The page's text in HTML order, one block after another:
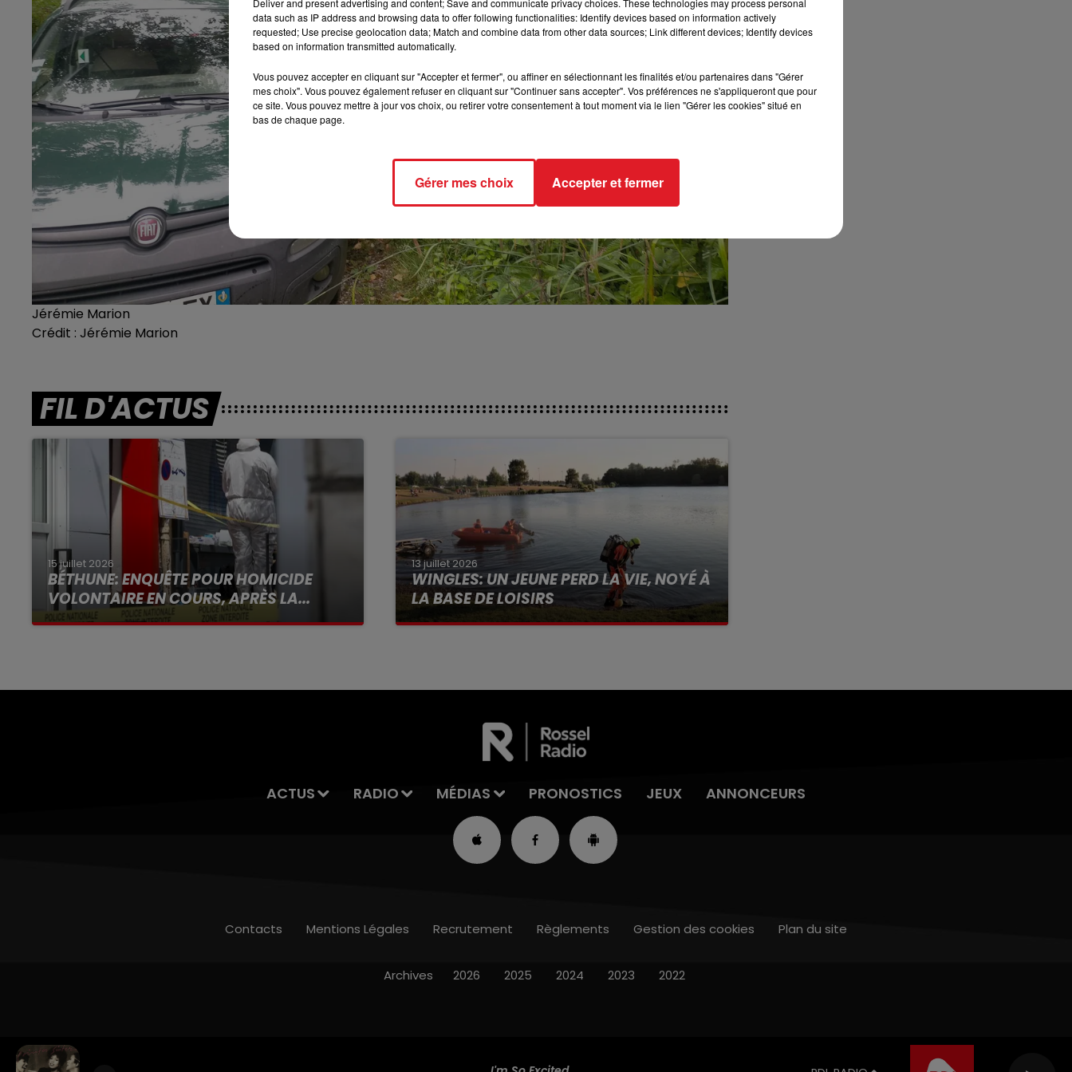
Jérémie Marion
Crédit : Jérémie Marion
FIL D'ACTUS
15 juillet 2026
BÉTHUNE: ENQUÊTE POUR HOMICIDE
VOLONTAIRE EN COURS, APRÈS LA...
Selon les premiers éléments, le logement
13 juillet 2026
WINGLES: UN JEUNE PERD LA VIE, NOYÉ À
LA BASE DE LOISIRS
La victime a coulé à pic
ACTUS RADIO MÉDIAS PRONOSTICS JEUX ANNONCEURS
Contacts Mentions Légales Recrutement Règlements Gestion des cookies Plan du site
Archives 2026 2025 2024 2023 2022
Deliver and present advertising and content; Save and communicate privacy choices. These technologies may process personal
data such as IP address and browsing data to offer following functionalities: Identify devices based on information actively
requested; Use precise geolocation data; Match and combine data from other data sources; Link different devices; Identify devices
based on information transmitted automatically.
Vous pouvez accepter en cliquant sur "Accepter et fermer", ou affiner en sélectionnant les finalités et/ou partenaires dans "Gérer
mes choix". Vous pouvez également refuser en cliquant sur "Continuer sans accepter". Vos préférences ne s'appliqueront que pour
ce site. Vous pouvez mettre à jour vos choix, ou retirer votre consentement à tout moment via le lien "Gérer les cookies" situé en
bas de chaque page.
Gérer mes choix Accepter et fermer